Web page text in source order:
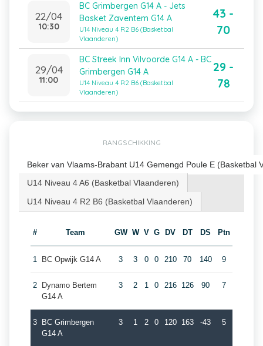
22/04
10:30
BC Grimbergen G14 A - Jets
Basket Zaventem G14 A
U14 Niveau 4 R2 B6 (Basketbal
Vlaanderen)
43 -
70
29/04
11:00
BC Streek Inn Vilvoorde G14 A - BC
Grimbergen G14 A
U14 Niveau 4 R2 B6 (Basketbal
Vlaanderen)
29 -
78
RANGSCHIKKING
Beker van Vlaams-Brabant U14 Gemengd Poule E (Basketbal
U14 Niveau 4 A6 (Basketbal Vlaanderen)
U14 Niveau 4 R2 B6 (Basketbal Vlaanderen)
# Team GW W V G DV DT DS Ptn
1 BC Opwijk G14 A 3 3 0 0 210 70 140 9
2
Dynamo Bertem
G14 A
3 2 1 0 216 126 90 7
3
BC Grimbergen
G14 A
3 1 2 0 120 163 -43 5